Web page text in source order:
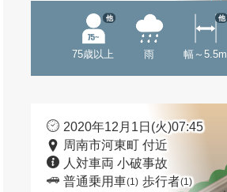
75歳以上
他
雨 幅～5.5m
他
2020年12月1日(火)07:45
周南市河東町 付近
人対車両 小破事故
普通乗用車(1) 歩行者(1)